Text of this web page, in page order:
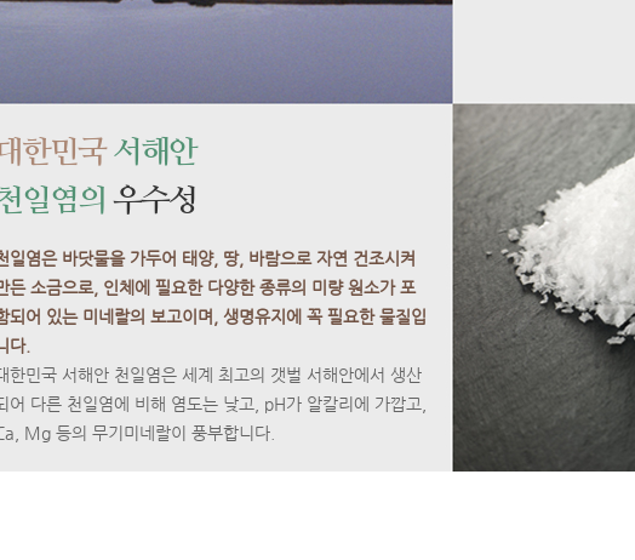
한민국서해안
일염의 우수성
일염은 바닷물을 가두어 태양, 땅, 바람으로 자연 건조시켜
든 소금으로, 인체에 필요한 다양한 종류의 미량 원소가 포
되어 있는 미네랄의 보고이며, 생명유지에 꼭 필요한 물질입
다.
한민국 서해안 천일염은 세계 최고의 갯벌 서해안에서 생산
어 다른 천일염에 비해 염도는 낮고, pH가 알칼리에 가깝고,
Mg 등의 무기미네랄이 풍부합니다.